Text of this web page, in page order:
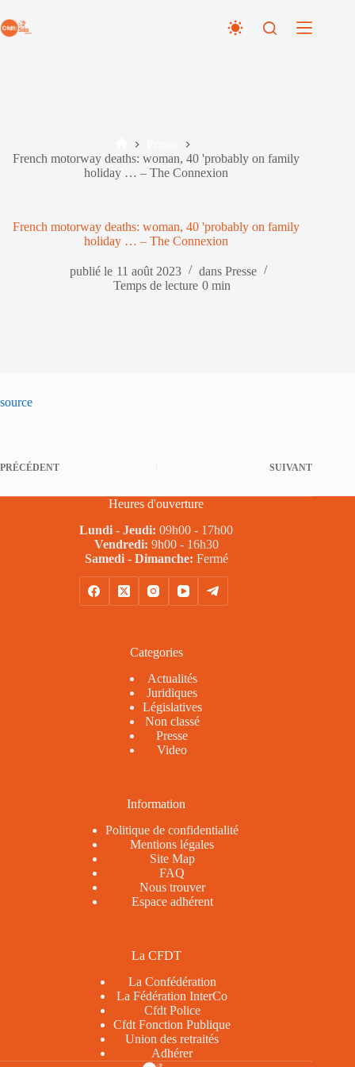
au
contenu
Accueil
French motorway deaths: woman, 40 'probably on family
holiday … – The Connexion
French motorway deaths: woman, 40 'probably on family
holiday … – The Connexion
publié le 11 août 2023 dans Presse
Temps de lecture 0 min
source
PRÉCÉDENT SUIVANT
Heures d'ouverture
Lundi - Jeudi: 09h00 - 17h00
Vendredi: 9h00 - 16h30
Samedi - Dimanche: Fermé
Categories
Actualités
Juridiques
Législatives
Non classé
Presse
Video
Information
Politique de confidentialité
Mentions légales
Site Map
FAQ
Nous trouver
Espace adhérent
La CFDT
La Confédération
La Fédération InterCo
Cfdt Police
Cfdt Fonction Publique
Union des retraités
Adhérer